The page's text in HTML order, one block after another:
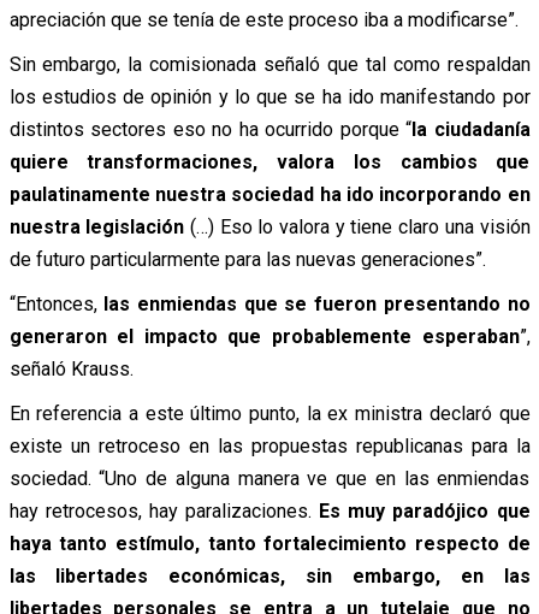
apreciación que se tenía de este proceso iba a modificarse”.
Sin embargo, la comisionada señaló que tal como respaldan
los estudios de opinión y lo que se ha ido manifestando por
distintos sectores eso no ha ocurrido porque “la ciudadanía
quiere transformaciones, valora los cambios que
paulatinamente nuestra sociedad ha ido incorporando en
nuestra legislación (…) Eso lo valora y tiene claro una visión
de futuro particularmente para las nuevas generaciones”.
“Entonces, las enmiendas que se fueron presentando no
generaron el impacto que probablemente esperaban”,
señaló Krauss.
En referencia a este último punto, la ex ministra declaró que
existe un retroceso en las propuestas republicanas para la
sociedad. “Uno de alguna manera ve que en las enmiendas
hay retrocesos, hay paralizaciones. Es muy paradójico que
haya tanto estímulo, tanto fortalecimiento respecto de
las libertades económicas, sin embargo, en las
libertades personales se entra a un tutelaje que no